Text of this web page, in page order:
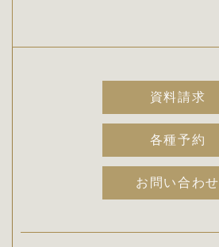
資料請求
各種予約
お問い合わせ